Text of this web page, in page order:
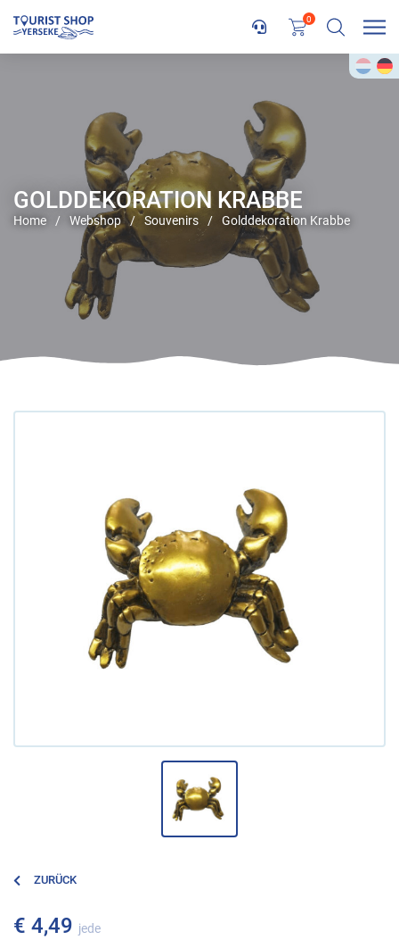
0
GOLDDEKORATION KRABBE
Home / Webshop / Souvenirs / Golddekoration Krabbe
ZURÜCK
€ 4,49 jede